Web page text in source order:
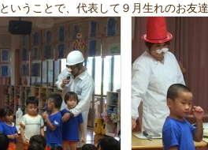
ということで、代表して９月生れのお友